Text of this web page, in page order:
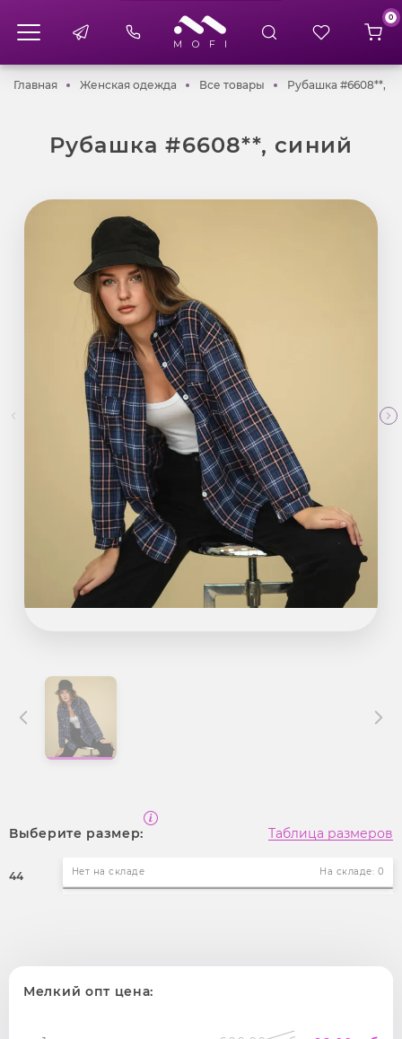
0
ГлавнаяГлавнаяЖенская одежда Женская одежда
Все товары Все товары
Рубашка #6608**,
Рубашка #6608**, синий
Выберите размер: Таблица размеров
44 Нет на складе На складе: 0
Мелкий опт цена: